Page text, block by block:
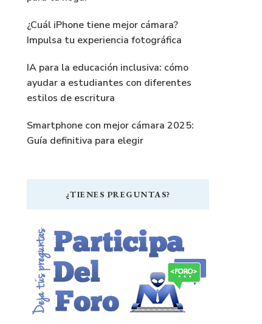
¿Cuál iPhone tiene mejor cámara?
Impulsa tu experiencia fotográfica
IA para la educación inclusiva: cómo
ayudar a estudiantes con diferentes
estilos de escritura
Smartphone con mejor cámara 2025:
Guía definitiva para elegir
¿TIENES PREGUNTAS?